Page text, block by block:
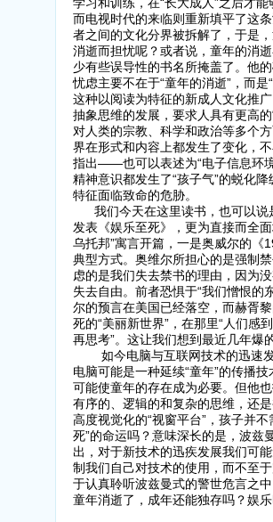
学习和训练，在“长大成人”之后才
而电视时代的来临则重新填平了这
者之间的文化分界被拆解了，于是
消逝而担忧呢？或者说，童年的消
少有些误导性的书名所掩盖了。他
忧虑主要不在于“童年的消逝”，而
这种以阅读为特征的新成人文化推
抽象思维的发展，要求人具有更高
对人类的宗教、科学和政治等多个
界在形式和内容上都发生了变化，
指出——也可以表述为“电子信息环
精神意识都发生了“孩子气”的蜕化
特征面临致命的危胁。
我们今天在这里读书，也可以说
发表《娱乐至死》，更为直接而全
乌托邦”寓言开篇，一是奥威尔的《
典型方式。奥维尔所担心的是强制
虑的是我们失去禁书的理由，因为
失去自由。前者恐惧于“我们憎恨的
尔的预言在美国已经落空，而赫胥
死的“美丽新世界”，在那里“人们感
再思考”。这让我们想到最近几年爆
如今电脑与互联网技术的迅速发
电脑可能是一种延续“童年”的传播
可能使童年的存在成为必要。但他
有序的、逻辑的和复杂的思维，还
高度视觉化的“视窗平台”，孩子并
死”的命运吗？意味深长的是，波兹
出，对于新技术的迅疾发展我们可
制我们自己对技术的使用，而不至
于认真聆听波兹曼式的警世危言之
童年消逝了，成年还能独存吗？娱